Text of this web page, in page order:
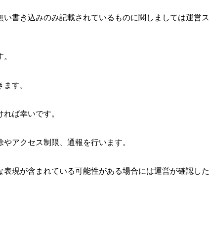
書き込みのみ記載されているものに関しましては運営ス
す。
ば幸いです。
アクセス制限、通報を行います。
現が含まれている可能性がある場合には運営が確認した